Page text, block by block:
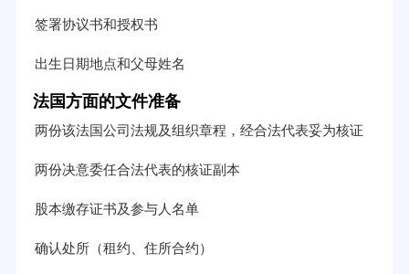
签署协议书和授权书
出生日期地点和父母姓名
法国方面的文件准备
两份该法国公司法规及组织章程，经合法代表妥为核证
两份决意委任合法代表的核证副本
股本缴存证书及参与人名单
确认处所（租约、住所合约）